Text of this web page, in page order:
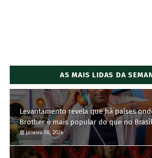
AS MAIS LIDAS DA
Levantamento revela que há países
Brother é mais popular do que no Brasil
janeiro 08, 2024